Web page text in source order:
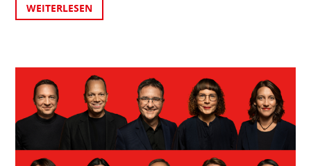
WEITERLESEN